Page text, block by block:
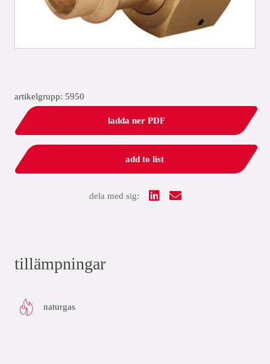
artikelgrupp: 5950
ladda ner PDF
add to list
dela med sig:
tillämpningar
naturgas